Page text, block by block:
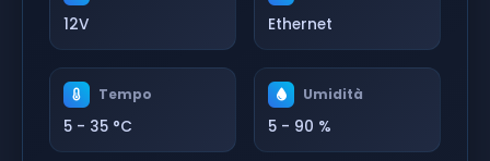
12V Ethernet
Tempo
5 - 35 °C
Umidità
5 - 90 %